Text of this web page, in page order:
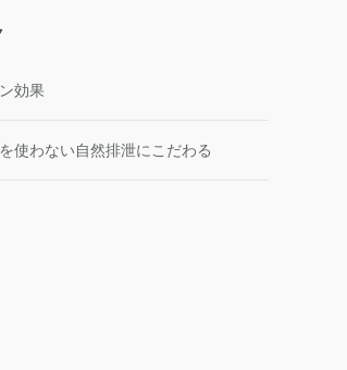
効果
使わない自然排泄にこだわる